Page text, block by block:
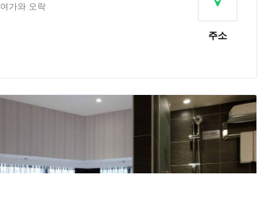
여가와 오락
주소